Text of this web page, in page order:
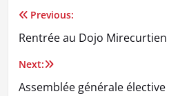
Navigation
de
l’article
Previous:
Rentrée au Dojo Mirecurtien
Next:
Assemblée générale élective